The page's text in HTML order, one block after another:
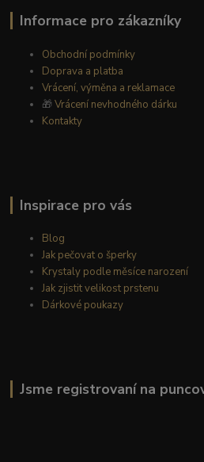
Informace pro zákazníky
Obchodní podmínky
Doprava a platba
Vrácení, výměna a reklamace
🎁Vrácení nevhodného dárku
Kontakty
Inspirace pro vás
Blog
Jak pečovat o šperky
Krystaly podle měsíce narození
Jak zjistit velikost prstenu
Dárkové poukazy
Jsme registrovaní na